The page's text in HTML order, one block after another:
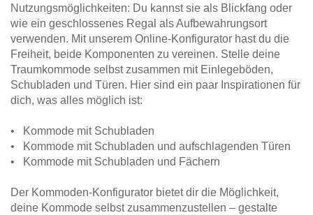
Nutzungsmöglichkeiten: Du kannst sie als Blickfang oder
wie ein geschlossenes Regal als Aufbewahrungsort
verwenden. Mit unserem Online-Konfigurator hast du die
Freiheit, beide Komponenten zu vereinen. Stelle deine
Traumkommode selbst zusammen mit Einlegeböden,
Schubladen und Türen. Hier sind ein paar Inspirationen für
dich, was alles möglich ist:
• Kommode mit Schubladen
• Kommode mit Schubladen und aufschlagenden Türen
• Kommode mit Schubladen und Fächern
Der Kommoden-Konfigurator bietet dir die Möglichkeit,
deine Kommode selbst zusammenzustellen – gestalte